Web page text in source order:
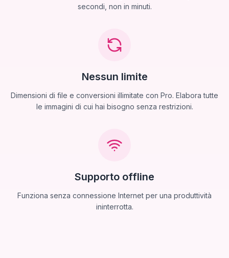
secondi, non in minuti.
Nessun limite
Dimensioni di file e conversioni illimitate con Pro. Elabora tutte
le immagini di cui hai bisogno senza restrizioni.
Supporto offline
Funziona senza connessione Internet per una produttività
ininterrotta.